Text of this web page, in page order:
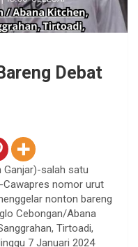
Debat
Ganjar)-salah satu
Cawapres nomor urut
nonton bareng
Cebongan/Abana
Tirtoadi,
7 Januari 2024